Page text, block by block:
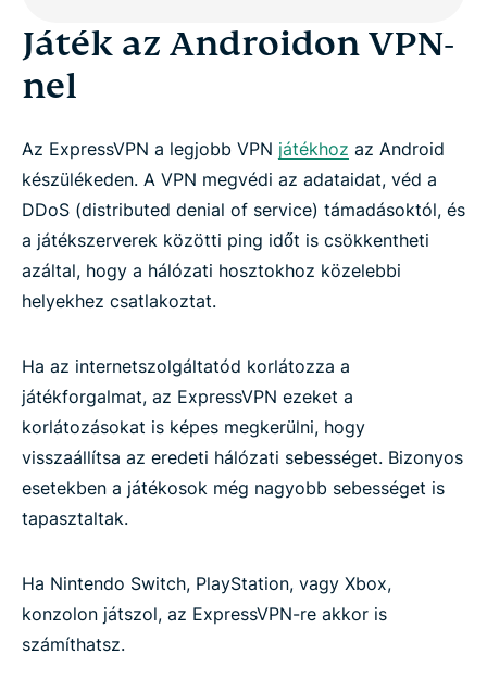
Játék az Androidon VPN-
nel
Az ExpressVPN a legjobb VPN játékhoz az Android
készülékeden. A VPN megvédi az adataidat, véd a
DDoS (distributed denial of service) támadásoktól, és
a játékszerverek közötti ping időt is csökkentheti
azáltal, hogy a hálózati hosztokhoz közelebbi
helyekhez csatlakoztat.
Ha az internetszolgáltatód korlátozza a
játékforgalmat, az ExpressVPN ezeket a
korlátozásokat is képes megkerülni, hogy
visszaállítsa az eredeti hálózati sebességet. Bizonyos
esetekben a játékosok még nagyobb sebességet is
tapasztaltak.
Ha Nintendo Switch, PlayStation, vagy Xbox,
konzolon játszol, az ExpressVPN-re akkor is
számíthatsz.